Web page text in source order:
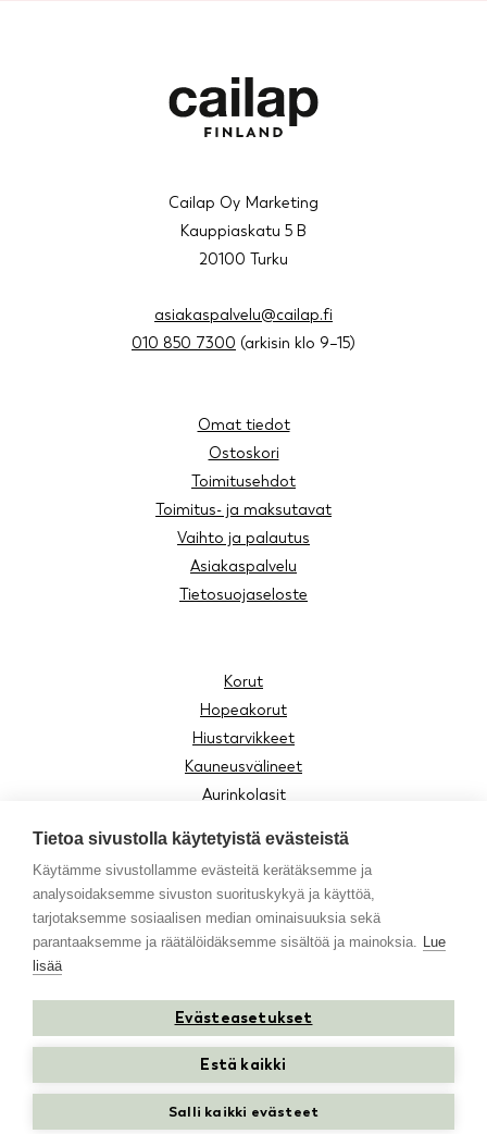
Cailap Oy Marketing
Kauppiaskatu 5 B
20100 Turku
asiakaspalvelu@cailap.fi
010 850 7300 (arkisin klo 9–15)
Omat tiedot
Ostoskori
Toimitusehdot
Toimitus- ja maksutavat
Vaihto ja palautus
Asiakaspalvelu
Tietosuojaseloste
Korut
Hopeakorut
Hiustarvikkeet
Kauneusvälineet
Aurinkolasit
Lasten tuotteet
Asusteet
Moomin by Cailap
Vinkit
InstagramFacebookYoutube
Tietoa sivustolla käytetyistä evästeistä
Käytämme sivustollamme evästeitä kerätäksemme ja
analysoidaksemme sivuston suorituskykyä ja käyttöä,
tarjotaksemme sosiaalisen median ominaisuuksia sekä
parantaaksemme ja räätälöidäksemme sisältöä ja mainoksia. Lue
lisää
Evästeasetukset
Estä kaikki
Salli kaikki evästeet